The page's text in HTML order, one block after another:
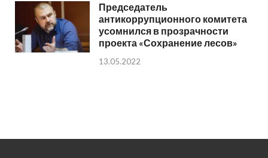
Председатель
антикоррупционного комитета
усомнился в прозрачности
проекта «Сохранение лесов»
13.05.2022